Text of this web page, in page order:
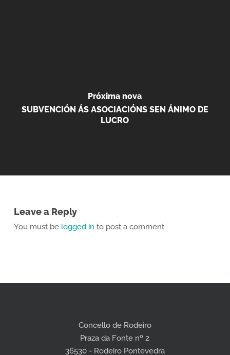
Próxima nova
SUBVENCIÓN ÁS ASOCIACIÓNS SEN ÁNIMO DE
LUCRO
Leave a Reply
You must be logged in to post a comment.
Concello de Rodeiro
Praza da Fonte nº 2
36530 - Rodeiro Pontevedra